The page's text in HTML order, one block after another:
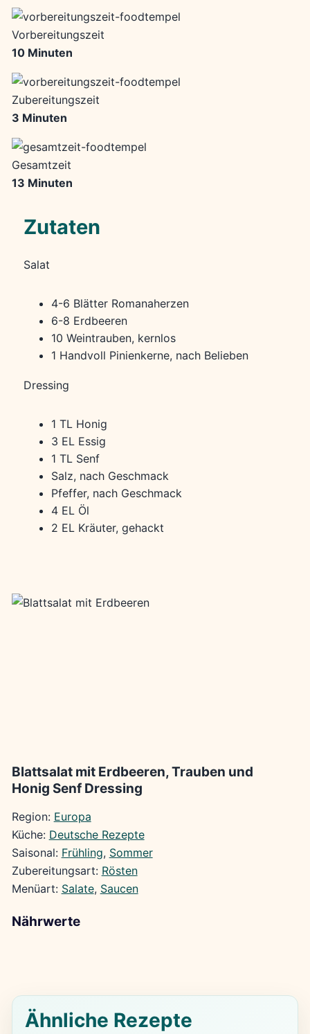
Vorbereitungszeit
10 Minuten
Zubereitungszeit
3 Minuten
Gesamtzeit
13 Minuten
Zutaten
Salat
4-6 Blätter Romanaherzen
6-8 Erdbeeren
10 Weintrauben, kernlos
1 Handvoll Pinienkerne, nach Belieben
Dressing
1 TL Honig
3 EL Essig
1 TL Senf
Salz, nach Geschmack
Pfeffer, nach Geschmack
4 EL Öl
2 EL Kräuter, gehackt
Blattsalat mit Erdbeeren, Trauben und
Honig Senf Dressing
Region: Europa
Küche: Deutsche Rezepte
Saisonal: Frühling, Sommer
Zubereitungsart: Rösten
Menüart: Salate, Saucen
Nährwerte
Ähnliche Rezepte